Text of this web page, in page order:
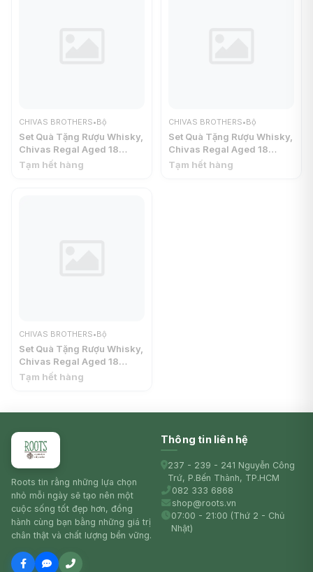
CHIVAS BROTHERS•Bộ
Set Quà Tặng Rượu Whisky,
Chivas Regal Aged 18
Years, Blended Scotch
Tạm hết hàng
CHIVAS BROTHERS•Bộ
Set Quà Tặng Rượu Whisky,
Chivas Regal Aged 18
Years, Blended Scotch
Tạm hết hàng
CHIVAS BROTHERS•Bộ
Set Quà Tặng Rượu Whisky,
Chivas Regal Aged 18
Years, Blended Scotch
CHIVAS BROTHERS
Tạm hết hàng
Roots tin rằng những lựa chọn
nhỏ mỗi ngày sẽ tạo nên một
cuộc sống tốt đẹp hơn, đồng
hành cùng bạn bằng những giá trị
chân thật và chất lượng bền vững.
Thông tin liên hệ
237 - 239 - 241 Nguyễn Công
Trứ, P.Bến Thành, TP.HCM
082 333 6868
shop@roots.vn
07:00 - 21:00 (Thứ 2 - Chủ
Nhật)